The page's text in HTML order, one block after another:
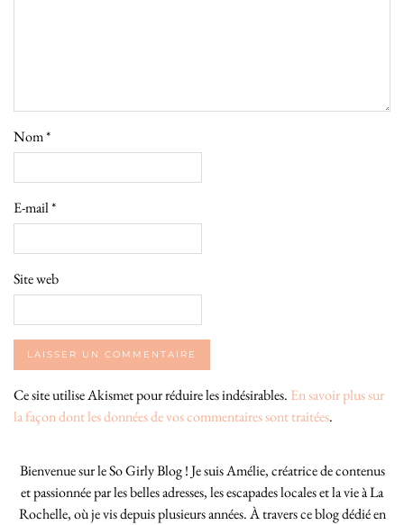
Nom*
E-mail*
Site web
Ce site utilise Akismet pour réduire les indésirables. En savoir plus sur
la façon dont les données de vos commentaires sont traitées.
Bienvenue sur le So Girly Blog ! Je suis Amélie, créatrice de contenus
et passionnée par les belles adresses, les escapades locales et la vie à La
Rochelle, où je vis depuis plusieurs années. À travers ce blog dédié en